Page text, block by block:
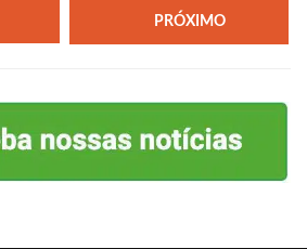
PRÓXIMO